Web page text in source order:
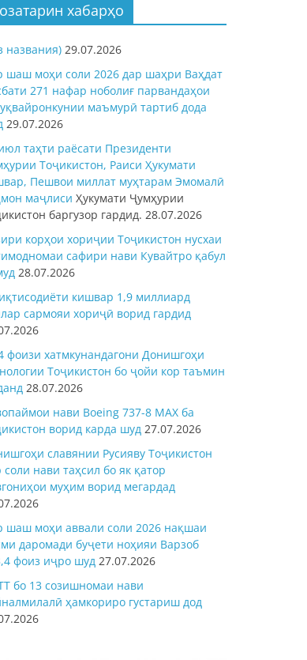
хабарҳо
названия) 29.07.2026
шаш моҳи соли 2026 дар шаҳри Ваҳдат
271 нафар ноболиғ парвандаҳои
маъмурӣ тартиб дода
29.07.2026
таҳти раёсати Президенти
Тоҷикистон, Раиси Ҳукумати
Пешвои миллат муҳтарам Эмомалӣ
маҷлиси Ҳукумати Ҷумҳурии
баргузор гардид. 28.07.2026
корҳои хориҷии Тоҷикистон нусхаи
сафири нави Кувайтро қабул
28.07.2026
кишвар 1,9 миллиард
сармояи хориҷӣ ворид гардид
фоизи хатмкунандагони Донишгоҳи
Тоҷикистон бо ҷойи кор таъмин
28.07.2026
нави Boeing 737-8 MAX ба
ворид карда шуд 27.07.2026
славянии Русияву Тоҷикистон
соли нави таҳсил бо як қатор
муҳим ворид мегардад
шаш моҳи аввали соли 2026 нақшаи
даромади буҷети ноҳияи Варзоб
фоиз иҷро шуд 27.07.2026
бо 13 созишномаи нави
ҳамкориро густариш дод